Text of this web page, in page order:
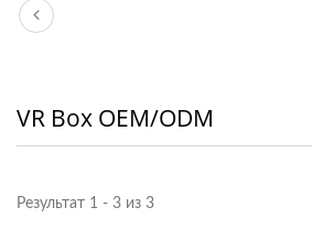
VR Box OEM/ODM
Результат 1 - 3 из 3